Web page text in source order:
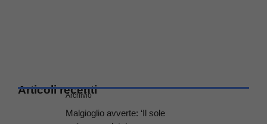
Articoli recenti
Archivio
Malgioglio avverte: ‘Il sole